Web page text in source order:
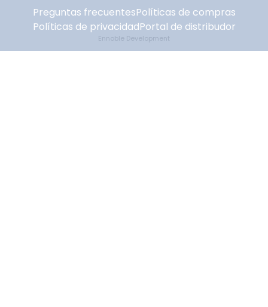
Preguntas frecuentesPolíticas de compras
Políticas de privacidadPortal de distribudor
Ennoble Development